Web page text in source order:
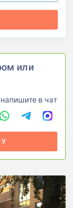
или
напишите в чат